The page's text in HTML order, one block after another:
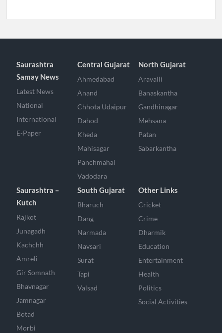
Saurashtra
Samay News
Latest News
National
International
E-Paper
Central Gujarat
Ahmedabad
Anand
Chhota Udaipur
Dahod
Kheda
Mahisagar
Panchmahal
Vadodara
North Gujarat
Aravalli
Banaskantha
Gandhinagar
Mehsana
Patan
Sabarkantha
Saurashtra –
Kutch
Rajkot
Junagadh
Kachchh
Amreli
Gir Somnath
Bhavnagar
Jamnagar
Botad
Morbi
South Gujarat
Bharuch
Dang
Narmada
Navsari
Surat
Tapi
Valsad
Other Links
Cricket
Crime
Dharmik
Education
Entertainment
Health
Politics
Social Activities